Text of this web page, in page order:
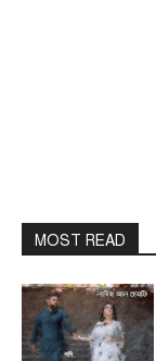
MOST READ